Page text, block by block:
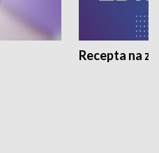
Recepta na